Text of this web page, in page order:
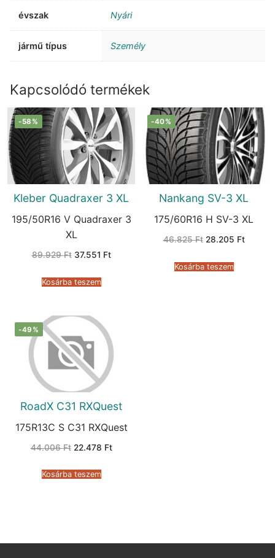
évszak Nyári
jármű típus Személy
Kapcsolódó termékek
-58%
Kleber Quadraxer 3 XL
195/50R16 V Quadraxer 3
XL
89.929Ft Original
89.929 Ft.
37.551 FtCurrent
Kosárba teszem
-40%
Nankang SV-3 XL
175/60R16 H SV-3 XL
46.825Ft Original
46.825 Ft.
28.205 FtCurrent
Kosárba teszem
-49%
RoadX C31 RXQuest
175R13C S C31 RXQuest
44.006Ft Original
44.006 Ft.
22.478 FtCurrent
Kosárba teszem